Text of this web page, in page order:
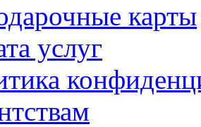
карты
услуг